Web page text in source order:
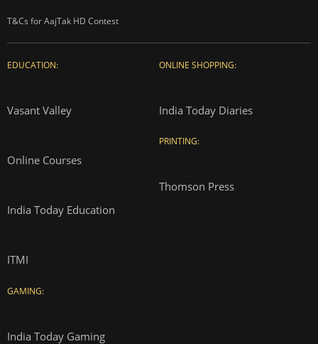
T&Cs for AajTak HD Contest
EDUCATION:
Vasant Valley
Online Courses
India Today Education
ITMI
GAMING:
India Today Gaming
ONLINE SHOPPING:
India Today Diaries
PRINTING:
Thomson Press